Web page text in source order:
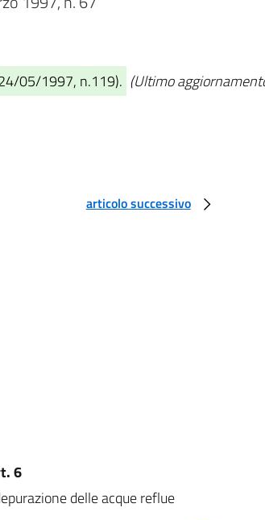
05/1997, n.119). (Ultimo
articolo successivo
6
delle acque reflue